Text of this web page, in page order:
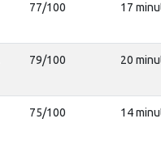
77/100 17
79/100 20
75/100 14